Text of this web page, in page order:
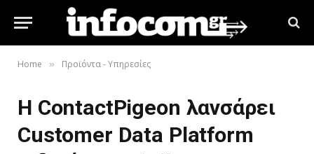
Home » Προϊόντα - Υπηρεσίες
Η ContactPigeon λανσάρει
Customer Data Platform